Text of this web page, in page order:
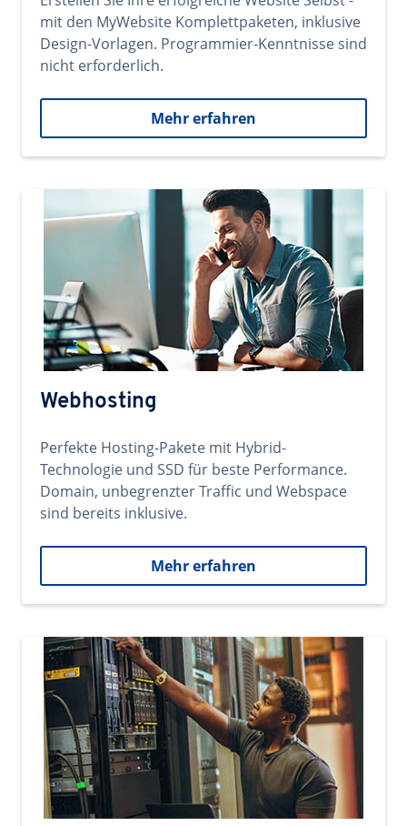
mit den MyWebsite Komplettpaketen, inklusive
Design-Vorlagen. Programmier-Kenntnisse sind
nicht erforderlich.
Mehr erfahren
Webhosting
Perfekte Hosting-Pakete mit Hybrid-
Technologie und SSD für beste Performance.
Domain, unbegrenzter Traffic und Webspace
sind bereits inklusive.
Mehr erfahren